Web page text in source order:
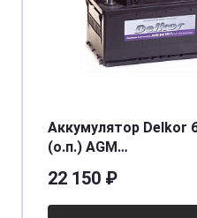
Аккумулятор Delkor
(о.п.) AGM
22 150 ₽